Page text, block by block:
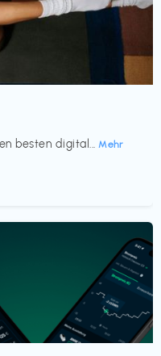
besten digital... Mehr